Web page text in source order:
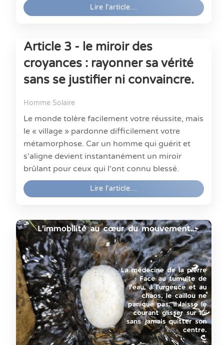
Lire l'article…
Article 3 - le miroir des
croyances : rayonner sa vérité
sans se justifier ni convaincre.
Homme Solaire
Le monde tolère facilement votre réussite, mais
le « village » pardonne difficilement votre
métamorphose. Car un homme qui guérit et
s'aligne devient instantanément un miroir
brûlant pour ceux qui l'ont connu blessé.
Lire l'article…